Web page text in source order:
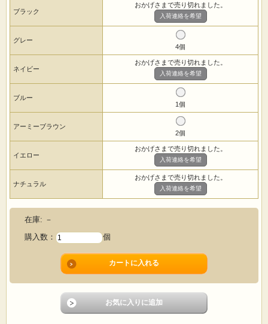
ブラック
おかげさまで売り切れました。
入荷連絡を希望
グレー
4個
ネイビー
おかげさまで売り切れました。
入荷連絡を希望
ブルー
1個
アーミーブラウン
2個
イエロー
おかげさまで売り切れました。
入荷連絡を希望
ナチュラル
おかげさまで売り切れました。
入荷連絡を希望
在庫: －
購入数：
個